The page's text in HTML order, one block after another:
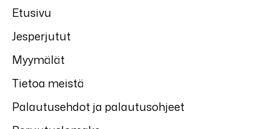
Etusivu
Jesperjutut
Myymälät
Tietoa meistä
Palautusehdot ja palautusohjeet